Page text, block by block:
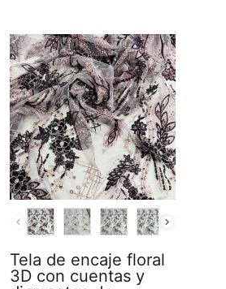
COLOR
Tela de encaje floral
3D con cuentas y